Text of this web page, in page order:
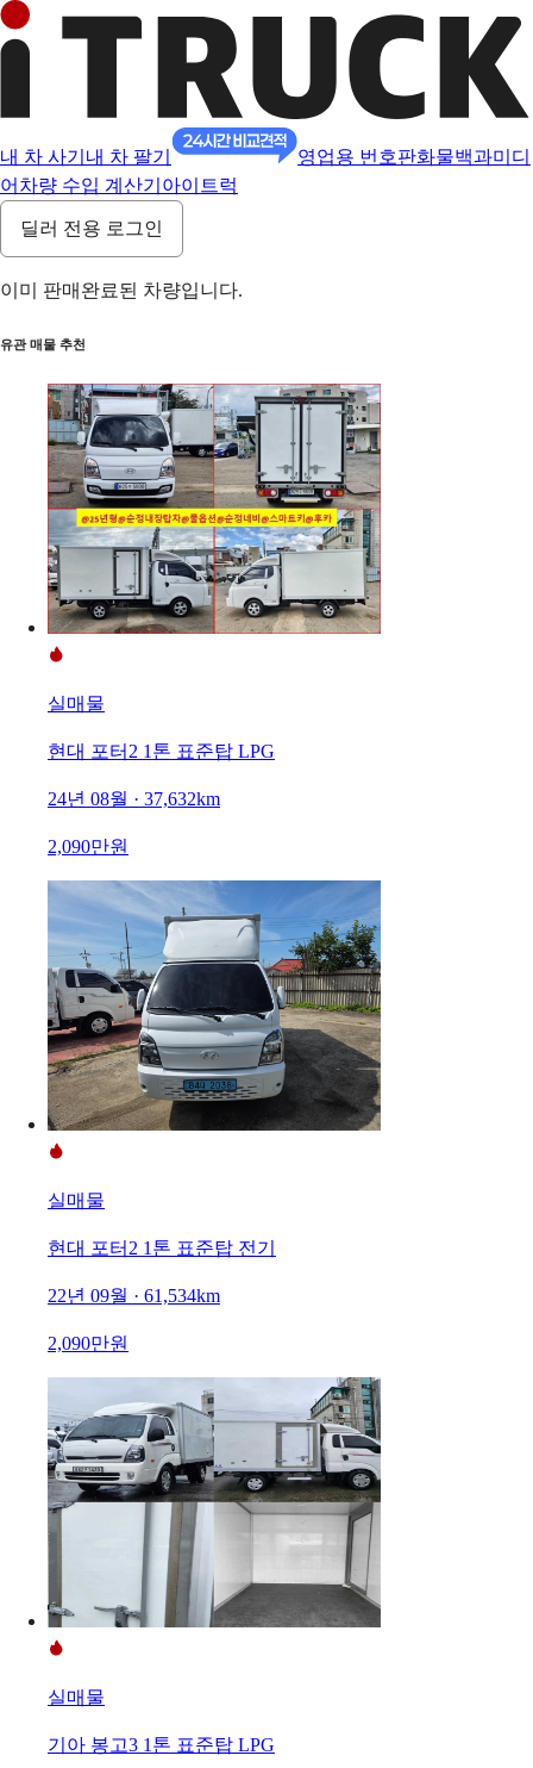
내 차 사기 내 차 팔기 영업용 번호판화물백과미디
어 차량 수입 계산기 아이트럭
딜러 전용 로그인
이미 판매완료된 차량입니다.
유관 매물 추천
실매물
현대 포터2 1톤 표준탑 LPG
24년 08월 · 37,632km
2,090만원
실매물
현대 포터2 1톤 표준탑 전기
22년 09월 · 61,534km
2,090만원
실매물
기아 봉고3 1톤 표준탑 LPG